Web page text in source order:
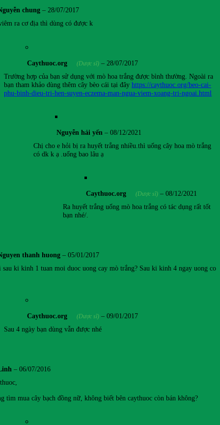
chung – 28/07/2017
ra cơ địa thì dùng có được k
Caythuoc.org (Dược sĩ) – 28/07/2017
Trường hợp của bạn sử dụng với mò hoa trắng được bình thường. Ngoài ra
bạn tham khảo dùng thêm cây bèo cái tại đây https://caythuoc.org/beo-cai-
phu-binh-dieu-tri-hen-suyen-eczema-man-ngua-viem-xoang-tri-ngoai.html
Nguyễn hải yến – 08/12/2021
Chị cho e hỏi bị ra huyết trắng nhiều.thì uống cây hoa mò trắng
có dk k ạ .uống bao lâu ạ
Caythuoc.org (Dược sĩ) – 08/12/2021
Ra huyết trắng uống mò hoa trắng có tác dụng rất tốt
bạn nhé/.
thanh huong – 05/01/2017
sau ki kinh 1 tuan moi duoc uong cay mò trắng? Sau ki kinh 4 ngay uong co
Caythuoc.org (Dược sĩ) – 09/01/2017
Sau 4 ngày bạn dùng vẫn được nhé
– 06/07/2016
tìm mua cây bạch đồng nữ, không biết bên caythuoc còn bán không?